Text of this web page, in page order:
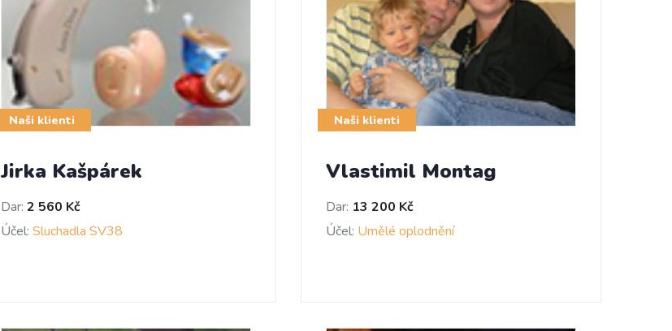
Naši klienti
Jirka Kašpárek
Dar: 2 560 Kč
Účel: Sluchadla SV38
Naši klienti
Vlastimil Montag
Dar: 13 200 Kč
Účel: Umělé oplodnění